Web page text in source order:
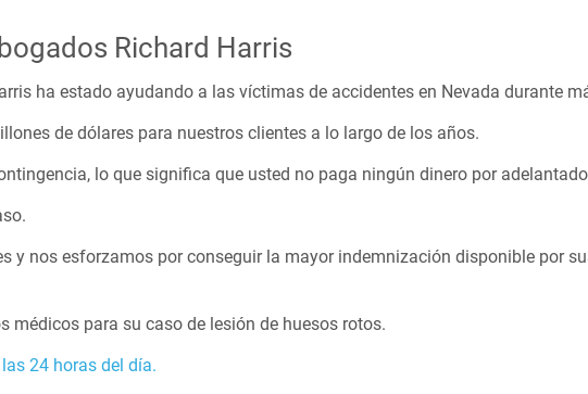
Richard Harris
ha estado ayudando a las víctimas de accidentes en Nevada durante
de dólares para nuestros clientes a lo largo de los años.
lo que significa que usted no paga ningún dinero por
y nos esforzamos por conseguir la mayor indemnización disponible por
médicos para su caso de lesión de huesos rotos.
24 horas del día.